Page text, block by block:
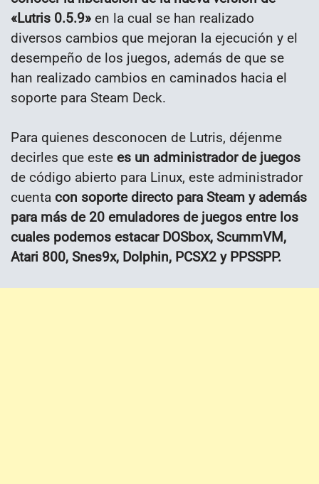
«Lutris 0.5.9» en la cual se han realizado
diversos cambios que mejoran la ejecución y el
desempeño de los juegos, además de que se
han realizado cambios en caminados hacia el
soporte para Steam Deck.
Para quienes desconocen de Lutris, déjenme
decirles que este es un administrador de juegos
de código abierto para Linux, este administrador
cuenta con soporte directo para Steam y además
para más de 20 emuladores de juegos entre los
cuales podemos estacar DOSbox, ScummVM,
Atari 800, Snes9x, Dolphin, PCSX2 y PPSSPP.